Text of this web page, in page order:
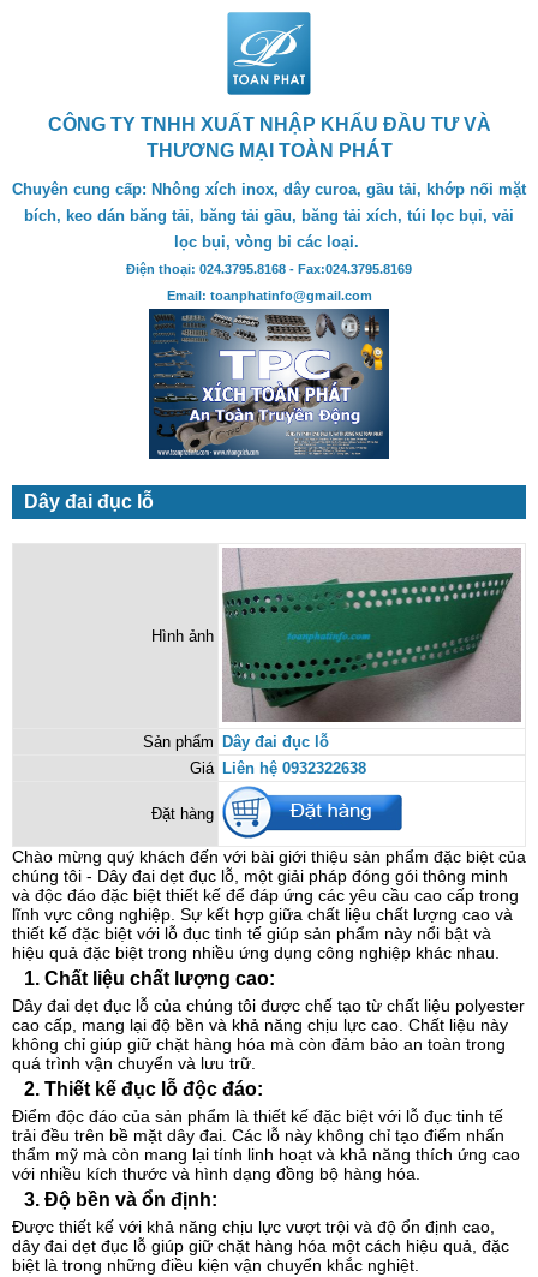
CÔNG TY TNHH XUẤT NHẬP KHẨU ĐẦU TƯ VÀ
THƯƠNG MẠI TOÀN PHÁT
Chuyên cung cấp: Nhông xích inox, dây curoa, gầu tải, khớp nối mặt
bích, keo dán băng tải, băng tải gầu, băng tải xích, túi lọc bụi, vải
lọc bụi, vòng bi các loại.
Điện thoại: 024.3795.8168 - Fax:024.3795.8169
Email: toanphatinfo@gmail.com
Dây đai đục lỗ
Hình ảnh
Sản phẩm
Dây đai đục lỗ
Giá Liên hệ 0932322638
Đặt hàng
Chào mừng quý khách đến với bài giới thiệu sản phẩm đặc biệt của
chúng tôi - Dây đai dẹt đục lỗ, một giải pháp đóng gói thông minh
và độc đáo đặc biệt thiết kế để đáp ứng các yêu cầu cao cấp trong
lĩnh vực công nghiệp. Sự kết hợp giữa chất liệu chất lượng cao và
thiết kế đặc biệt với lỗ đục tinh tế giúp sản phẩm này nổi bật và
hiệu quả đặc biệt trong nhiều ứng dụng công nghiệp khác nhau.
1. Chất liệu chất lượng cao:
Dây đai dẹt đục lỗ của chúng tôi được chế tạo từ chất liệu polyester
cao cấp, mang lại độ bền và khả năng chịu lực cao. Chất liệu này
không chỉ giúp giữ chặt hàng hóa mà còn đảm bảo an toàn trong
quá trình vận chuyển và lưu trữ.
2. Thiết kế đục lỗ độc đáo:
Điểm độc đáo của sản phẩm là thiết kế đặc biệt với lỗ đục tinh tế
trải đều trên bề mặt dây đai. Các lỗ này không chỉ tạo điểm nhấn
thẩm mỹ mà còn mang lại tính linh hoạt và khả năng thích ứng cao
với nhiều kích thước và hình dạng đồng bộ hàng hóa.
3. Độ bền và ổn định:
Được thiết kế với khả năng chịu lực vượt trội và độ ổn định cao,
dây đai dẹt đục lỗ giúp giữ chặt hàng hóa một cách hiệu quả, đặc
biệt là trong những điều kiện vận chuyển khắc nghiệt.